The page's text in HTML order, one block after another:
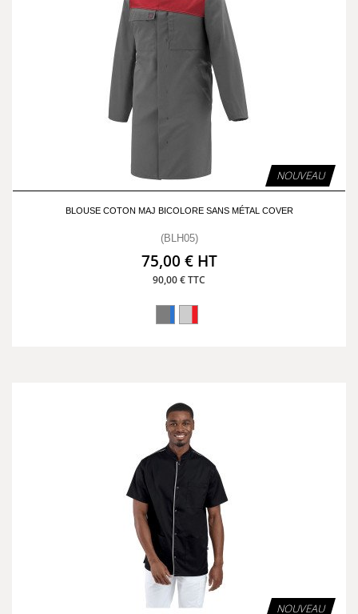
NOUVEAU
BLOUSE COTON MAJ BICOLORE SANS MÉTAL COVER
(BLH05)
75,00 € HT
90,00 € TTC
NOUVEAU